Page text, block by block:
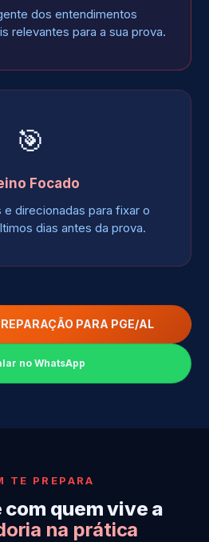
dos entendimentos
relevantes para a sua prova.
🎯
Focado
direcionadas para fixar o
dias antes da prova.
PARA PGE/AL
no WhatsApp
TE PREPARA
quem vive a
na prática